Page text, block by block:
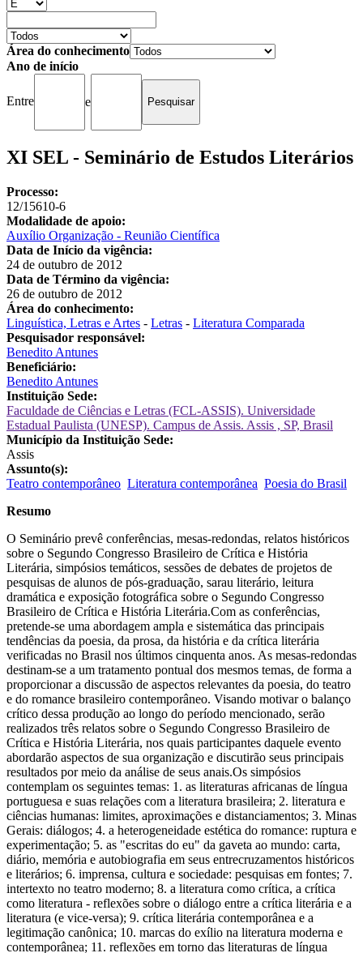
Área do conhecimento
Ano de início
Entre e
XI SEL - Seminário de Estudos Literários
Processo:
12/15610-6
Modalidade de apoio:
Auxílio Organização - Reunião Científica
Data de Início da vigência:
24 de outubro de 2012
Data de Término da vigência:
26 de outubro de 2012
Área do conhecimento:
Linguística, Letras e Artes - Letras - Literatura Comparada
Pesquisador responsável:
Benedito Antunes
Beneficiário:
Benedito Antunes
Instituição Sede:
Faculdade de Ciências e Letras (FCL-ASSIS). Universidade
Estadual Paulista (UNESP). Campus de Assis. Assis , SP, Brasil
Município da Instituição Sede:
Assis
Assunto(s):
Teatro contemporâneo Literatura contemporânea Poesia do Brasil
Resumo
O Seminário prevê conferências, mesas-redondas, relatos históricos
sobre o Segundo Congresso Brasileiro de Crítica e História
Literária, simpósios temáticos, sessões de debates de projetos de
pesquisas de alunos de pós-graduação, sarau literário, leitura
dramática e exposição fotográfica sobre o Segundo Congresso
Brasileiro de Crítica e História Literária.Com as conferências,
pretende-se uma abordagem ampla e sistemática das principais
tendências da poesia, da prosa, da história e da crítica literária
verificadas no Brasil nos últimos cinquenta anos. As mesas-redondas
destinam-se a um tratamento pontual dos mesmos temas, de forma a
proporcionar a discussão de aspectos relevantes da poesia, do teatro
e do romance brasileiro contemporâneo. Visando motivar o balanço
crítico dessa produção ao longo do período mencionado, serão
realizados três relatos sobre o Segundo Congresso Brasileiro de
Crítica e História Literária, nos quais participantes daquele evento
abordarão aspectos de sua organização e discutirão seus principais
resultados por meio da análise de seus anais.Os simpósios
contemplam os seguintes temas: 1. as literaturas africanas de língua
portuguesa e suas relações com a literatura brasileira; 2. literatura e
ciências humanas: limites, aproximações e distanciamentos; 3. Minas
Gerais: diálogos; 4. a heterogeneidade estética do romance: ruptura e
experimentação; 5. as "escritas do eu" da gaveta ao mundo: carta,
diário, memória e autobiografia em seus entrecruzamentos históricos
e literários; 6. imprensa, cultura e sociedade: pesquisas em fontes; 7.
intertexto no teatro moderno; 8. a literatura como crítica, a crítica
como literatura - reflexões sobre o diálogo entre a crítica literária e a
literatura (e vice-versa); 9. crítica literária contemporânea e a
legitimação canônica; 10. marcas do exílio na literatura moderna e
contemporânea; 11. reflexões em torno das literaturas de língua